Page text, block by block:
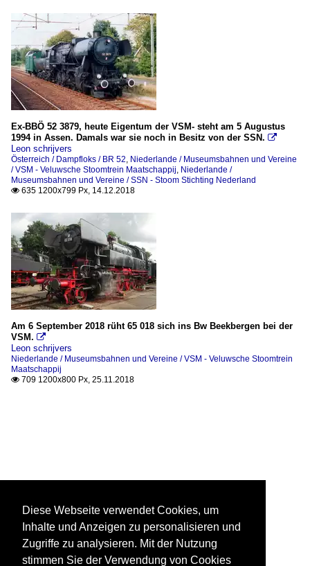
Ex-BBÖ 52 3879, heute Eigentum der VSM- steht am 5 Augustus
1994 in Assen. Damals war sie noch in Besitz von der SSN. 
Leon schrijvers
Österreich / Dampfloks / BR 52 Niederlande / Museumsbahnen und Vereine
/ VSM - Veluwsche Stoomtrein Maatschappij Niederlande /
Museumsbahnen und Vereine / SSN - Stoom Stichting Nederland
 635 1200x799 Px, 14.12.2018
Am 6 September 2018 rüht 65 018 sich ins Bw Beekbergen bei der
VSM. 
Leon schrijvers
Niederlande / Museumsbahnen und Vereine / VSM - Veluwsche Stoomtrein
Maatschappij
 709 1200x800 Px, 25.11.2018
Diese Webseite verwendet Cookies, um
Inhalte und Anzeigen zu personalisieren und
Zugriffe zu analysieren. Mit der Nutzung
stimmen Sie der Verwendung von Cookies